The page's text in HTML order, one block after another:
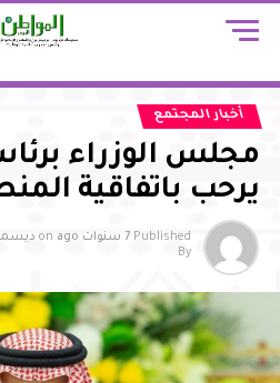
أخبار المجتمع
مجلس الوزراء
يرحب باتفاقية
Published 7 سنوات ago on ديسمبر 31,
By